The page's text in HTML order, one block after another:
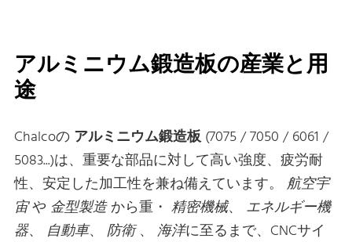
アルミニウム鍛造板の産業と用
途
Chalcoの アルミニウム鍛造板(7075 / 7050 / 6061 /
5083...)は、重要な部品に対して高い強度、疲労耐
性、安定した加工性を兼ね備えています。 航空宇
宙や 金型製造から重・ 精密機械、 エネルギー機
器、 自動車、 防衛、 海洋に至るまで、CNCサイ